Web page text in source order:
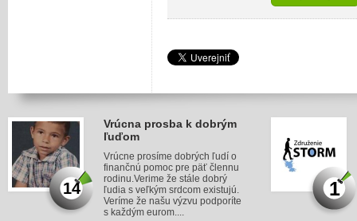
14
Vrúcna prosba k dobrým
ľuďom
Vrúcne prosíme dobrých ľudí o
finančnú pomoc pre päť člennu
rodinu.Verime že stále dobrý
ľudia s veľkým srdcom existujú.
Veríme že našu výzvu podporíte
s každým eurom....
1